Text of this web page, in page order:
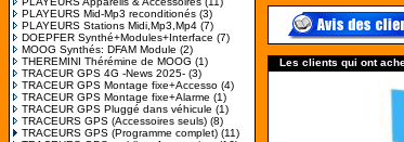
PLAYEURS Mid-Mp3 reconditionés (3)
PLAYEURS Stations Midi,Mp3,Mp4 (7)
DOEPFER Synthé+Modules+Interface (7)
MOOG Synthés: DFAM Module (2)
THEREMINI Thérémine de MOOG (1)
TRACEUR GPS 4G -News 2025- (3)
TRACEUR GPS Montage fixe+Accesso (4)
TRACEUR GPS Montage fixe+Alarme (1)
TRACEUR GPS Pluggé dans véhicule (1)
TRACEURS GPS (Accessoires seuls) (8)
TRACEURS GPS (Programme complet) (11)
Les clients qui ont